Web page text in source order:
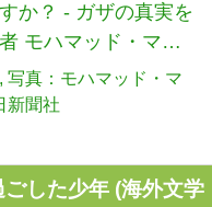
か？ - ガザの真実を
モハマッド・マン
unlimited)
写真：モハマッド・マ
新聞社
した少年 (海外文学